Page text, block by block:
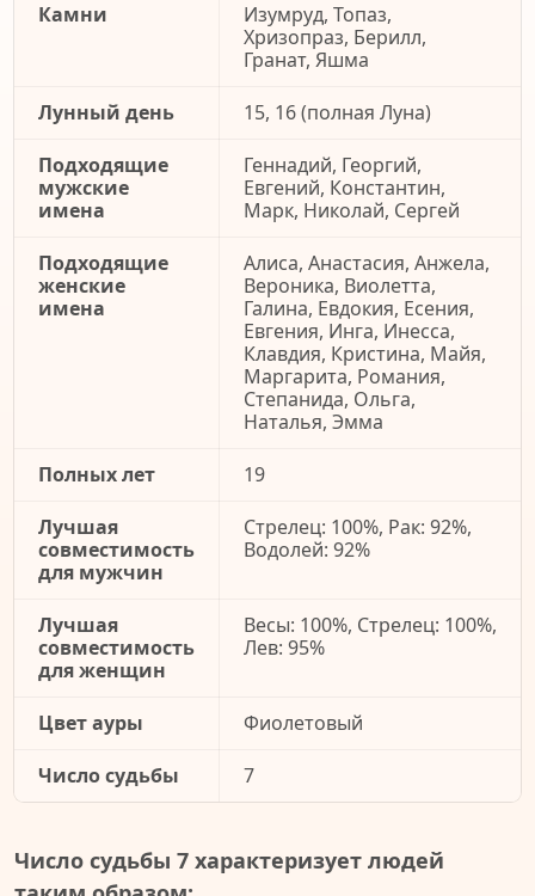
Камни
Изумруд, Топаз,
Хризопраз, Берилл,
Гранат, Яшма
Лунный день
15, 16 (полная Луна)
Подходящие
мужские
имена
Геннадий, Георгий,
Евгений, Константин,
Марк, Николай, Сергей
Подходящие
женские
имена
Алиса, Анастасия, Анжела,
Вероника, Виолетта,
Галина, Евдокия, Есения,
Евгения, Инга, Инесса,
Клавдия, Кристина, Майя,
Маргарита, Романия,
Степанида, Ольга,
Наталья, Эмма
Полных лет
19
Лучшая
совместимость
для мужчин
Стрелец: 100%, Рак: 92%,
Водолей: 92%
Лучшая
совместимость
для женщин
Весы: 100%, Стрелец: 100%,
Лев: 95%
Цвет ауры
Фиолетовый
Число судьбы
7
Число судьбы 7 характеризует людей